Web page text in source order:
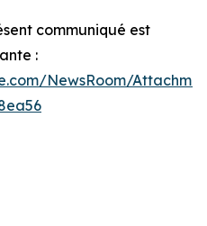
communiqué est
:
NewsRoom/